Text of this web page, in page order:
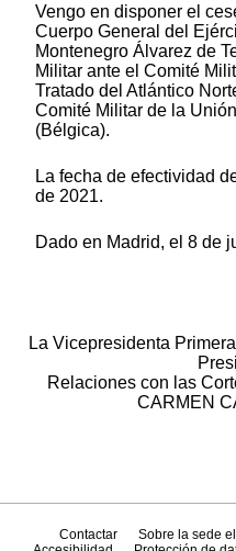
Vengo en disponer el
Cuerpo General del
Montenegro Álvarez de
Militar ante el Comité
Tratado del Atlántico
Comité Militar de la
(Bélgica).
La fecha de efectividad
de 2021.
Dado en Madrid, el 8 de
La Vicepresidenta
Relaciones con las
CARMEN
Contactar Sobre la sede